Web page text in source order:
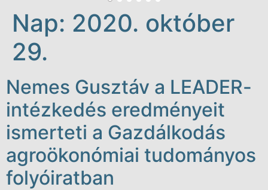
Nap: 2020. október
29.
Nemes Gusztáv a LEADER-
intézkedés eredményeit
ismerteti a Gazdálkodás
agroökonómiai tudományos
folyóiratban